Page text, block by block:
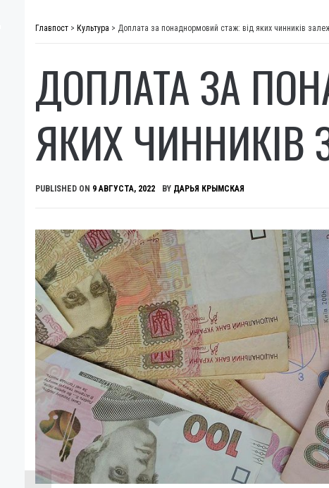
Главпост > Культура > Доплата за понаднормовий стаж: від яких чинників
ДОПЛАТА ЗА
ЯКИХ ЧИННИКІВ
PUBLISHED ON 9 АВГУСТА, 2022 BY ДАРЬЯ КРЫМСКАЯ